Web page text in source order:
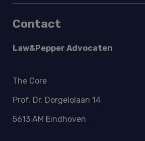
Contact
Law&Pepper Advocaten
The Core
Prof. Dr. Dorgelolaan 14
5613 AM Eindhoven